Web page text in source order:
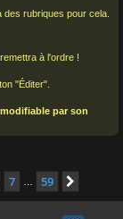
rubriques pour cela.
à l'ordre !
"Éditer".
par son
7 59